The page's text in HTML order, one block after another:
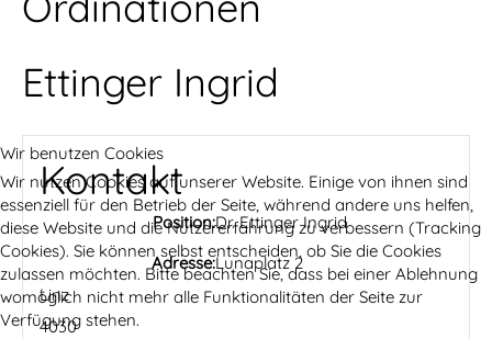
Ettinger Ingrid
Kontakt
Position:Dr. Ettinger Ingrid
Adresse:Lunaplatz 2
Linz
4030
Wir benutzen Cookies
Wir nutzen Cookies auf unserer Website. Einige von ihnen sind
essenziell für den Betrieb der Seite, während andere uns helfen,
diese Website und die Nutzererfahrung zu verbessern (Tracking
Cookies). Sie können selbst entscheiden, ob Sie die Cookies
zulassen möchten. Bitte beachten Sie, dass bei einer Ablehnung
womöglich nicht mehr alle Funktionalitäten der Seite zur
Verfügung stehen.